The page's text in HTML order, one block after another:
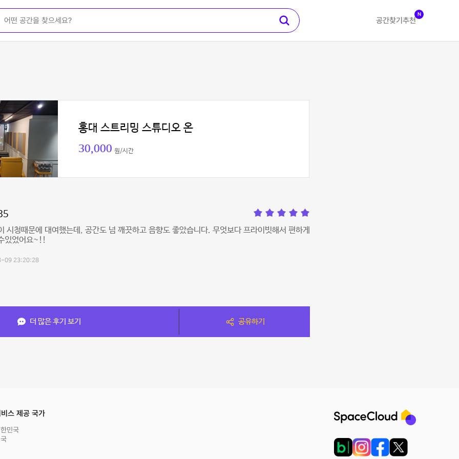
공간찾기 추천
N
홍대 스트리밍 스튜디오 온
30,000 원/시간
시청때문에 대여했는데, 공간도 넘 깨끗하고 음향도 좋았습니다. 무엇보다 프라이빗해서 편하게
있었어요~!!
09 23:20:28
더 많은 후기 보기 공유하기
스 제공 국가
민국